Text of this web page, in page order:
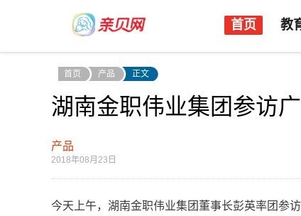
首页 教
首页 产品 正文
湖南金职伟业集团参访
产品
2018年08月23日
今天上午，湖南金职伟业集团董事长彭英率团参